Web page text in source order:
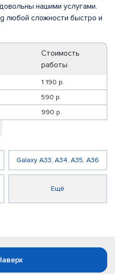
нашими услугами.
любой сложности быстро и
Стоимость
работы
1 190 р.
590 р.
990 р.
Galaxy A33, A34, A35, A36
Ещё